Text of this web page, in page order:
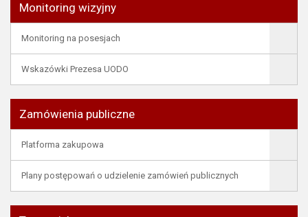
Monitoring wizyjny
Monitoring na posesjach
Wskazówki Prezesa UODO
Zamówienia publiczne
Platforma zakupowa
Plany postępowań o udzielenie zamówień publicznych